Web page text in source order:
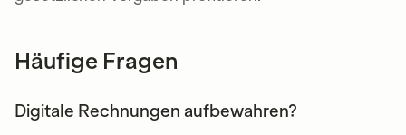
Häufige Fragen
Digitale Rechnungen aufbewahren?